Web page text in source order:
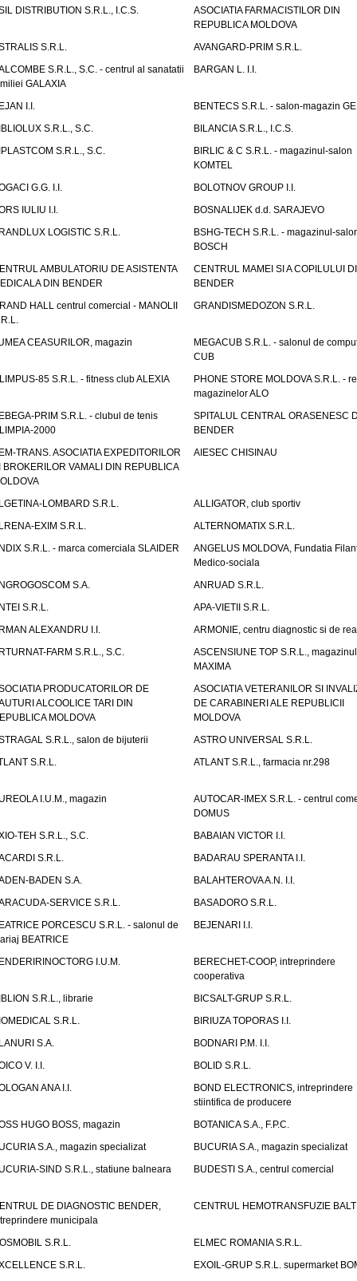
DISTRIBUTION S.R.L., I.C.S.
ASOCIATIA FARMACISTILOR DIN
REPUBLICA MOLDOVA
S.R.L.
AVANGARD-PRIM S.R.L.
S.R.L., S.C. - centrul al sanatatii
GALAXIA
BARGAN L. I.I.
I.I.
BENTECS S.R.L. - salon-magazin
S.R.L., S.C.
BILANCIA S.R.L., I.C.S.
S.R.L., S.C.
BIRLIC & C S.R.L. - magazinul-salon
KOMTEL
G.G. I.I.
BOLOTNOV GROUP I.I.
IULIU I.I.
BOSNALIJEK d.d. SARAJEVO
LOGISTIC S.R.L.
BSHG-TECH S.R.L. - magazinul-
BOSCH
AMBULATORIU DE ASISTENTA
DIN BENDER
CENTRUL MAMEI SI A COPILULUI
BENDER
HALL centrul comercial - MANOLII
GRANDISMEDOZON S.R.L.
CEASURILOR, magazin
MEGACUB S.R.L. - salonul de
CUB
85 S.R.L. - fitness club ALEXIA
PHONE STORE MOLDOVA S.R.L. -
magazinelor ALO
PRIM S.R.L. - clubul de tenis
2000
SPITALUL CENTRAL ORASENESC
BENDER
TRANS. ASOCIATIA EXPEDITORILOR
BROKERILOR VAMALI DIN REPUBLICA
AIESEC CHISINAU
LOMBARD S.R.L.
ALLIGATOR, club sportiv
EXIM S.R.L.
ALTERNOMATIX S.R.L.
S.R.L. - marca comerciala SLAIDER
ANGELUS MOLDOVA, Fundatia
Medico-sociala
S.A.
ANRUAD S.R.L.
S.R.L.
APA-VIETII S.R.L.
ALEXANDRU I.I.
ARMONIE, centru diagnostic si de
FARM S.R.L., S.C.
ASCENSIUNE TOP S.R.L., magazinul
MAXIMA
PRODUCATORILOR DE
ALCOOLICE TARI DIN
MOLDOVA
ASOCIATIA VETERANILOR SI
DE CARABINERI ALE REPUBLICII
MOLDOVA
S.R.L., salon de bijuterii
ASTRO UNIVERSAL S.R.L.
S.R.L.
ATLANT S.R.L., farmacia nr.298
I.U.M., magazin
AUTOCAR-IMEX S.R.L. - centrul
DOMUS
TEH S.R.L., S.C.
BABAIAN VICTOR I.I.
S.R.L.
BADARAU SPERANTA I.I.
BADEN S.A.
BALAHTEROVA A.N. I.I.
SERVICE S.R.L.
BASADORO S.R.L.
PORCESCU S.R.L. - salonul de
BEATRICE
BEJENARI I.I.
I.U.M.
BERECHET-COOP, intreprindere
cooperativa
S.R.L., librarie
BICSALT-GRUP S.R.L.
S.R.L.
BIRIUZA TOPORAS I.I.
S.A.
BODNARI P.M. I.I.
V. I.I.
BOLID S.R.L.
ANA I.I.
BOND ELECTRONICS, intreprindere
stiintifica de producere
HUGO BOSS, magazin
BOTANICA S.A., F.P.C.
S.A., magazin specializat
BUCURIA S.A., magazin specializat
SIND S.R.L., statiune balneara
BUDESTI S.A., centrul comercial
DE DIAGNOSTIC BENDER,
municipala
CENTRUL HEMOTRANSFUZIE
S.R.L.
ELMEC ROMANIA S.R.L.
S.R.L.
EXOIL-GRUP S.R.L. supermarket